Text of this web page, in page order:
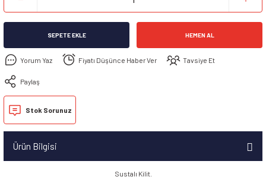
SEPETE EKLE HEMEN AL
Yorum Yaz Fiyatı Düşünce Haber Ver Tavsiye Et
Paylaş
Stok Sorunuz
Ürün Bilgisi
Sustalı Kilit.